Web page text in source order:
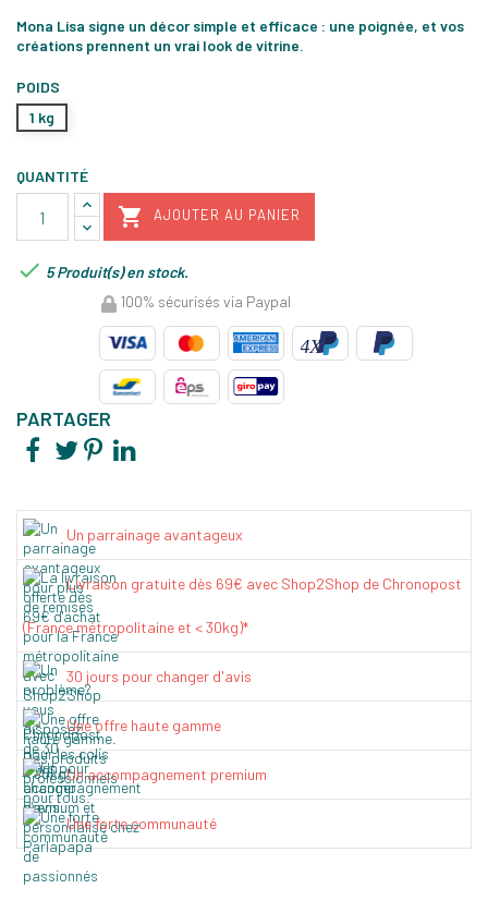
Mona Lisa signe un décor simple et efficace : une poignée, et vos
créations prennent un vrai look de vitrine.
POIDS
1 kg
QUANTITÉ
 AJOUTER AU PANIER
 5 Produit(s) en stock.
100% sécurisés via Paypal
PARTAGER
Un parrainage avantageux
Livraison gratuite dès 69€ avec Shop2Shop de Chronopost
(France métropolitaine et < 30kg)*
30 jours pour changer d'avis
Une offre haute gamme
Un accompagnement premium
Une forte communauté